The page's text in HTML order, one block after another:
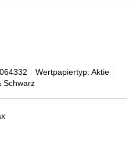
Wertpapiertyp: Aktie
Schwarz